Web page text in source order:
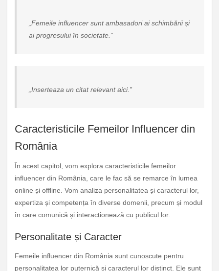
„Femeile influencer sunt ambasadori ai schimbării și
ai progresului în societate.”
„Inserteaza un citat relevant aici.”
Caracteristicile Femeilor Influencer din
România
În acest capitol, vom explora caracteristicile femeilor
influencer din România, care le fac să se remarce în lumea
online și offline. Vom analiza personalitatea și caracterul lor,
expertiza și competența în diverse domenii, precum și modul
în care comunică și interacționează cu publicul lor.
Personalitate și Caracter
Femeile influencer din România sunt cunoscute pentru
personalitatea lor puternică și caracterul lor distinct. Ele sunt